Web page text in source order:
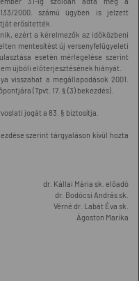
2000. számú ügyben is jelzett
erősítették.
ezért a kérelmezők az időközbeni
mentesítést új versenyfelügyeleti
esetén mérlegelése szerint
újbóli előterjesztésének hiányát.
visszahat a megállapodások 2001.
(Tpvt. 17. § (3) bekezdés).
jogát a 83. § biztosítja.
szerint tárgyaláson kívül hozta
dr. Kállai Mária sk. előadó
dr. Bodócsi András sk.
Vérné dr. Labát Éva sk.
Ágoston Marika